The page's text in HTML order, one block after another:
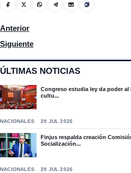
ÚLTIMAS NOTICIAS
Congreso estudia ley da poder
cultu...
NACIONALES 29 JUL 2026
Finjus respalda creación
Socialización...
NACIONALES 29 JUL 2026
Artículo anterior: Vaguada provoca
Anterior
Artículo siguiente: CMD denuncia
Siguiente